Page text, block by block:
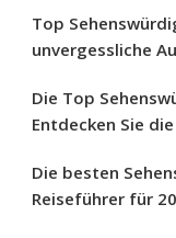
Top
unvergessliche
Die Top
Entdecken Sie
Die besten
Reiseführer für